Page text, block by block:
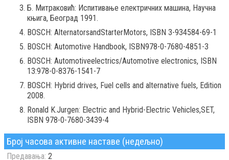
Б. Митраковић: Испитивање електричних машина, Научна
књига, Београд 1991.
BOSCH: AlternatorsandStarterMotors, ISBN 3-934584-69-1
BOSCH: Automotive Handbook, ISBN978-0-7680-4851-3
BOSCH: Automotiveelectrics/Automotive electronics, ISBN
13:978-0-8376-1541-7
BOSCH: Hybrid drives, Fuel cells and alternative fuels, Edition
2008.
Ronald K.Jurgen: Electric and Hybrid-Electric Vehicles,SET,
ISBN 978-0-7680-3439-4
Број часова активне наставе (недељно)
Предавања: 2